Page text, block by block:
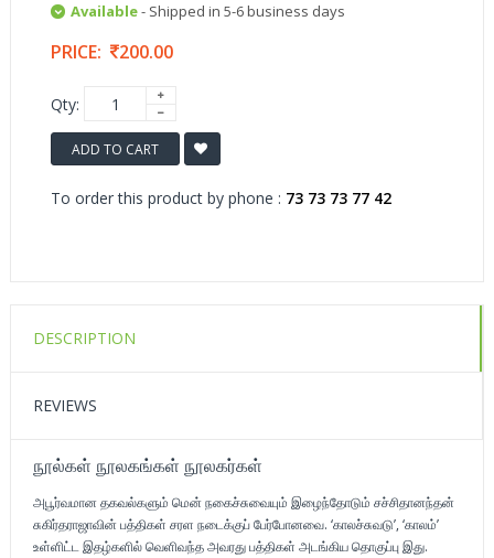
Available- Shipped in 5-6 business days
PRICE: 200.00
Qty:
ADD TO CART
To order this product by phone : 73 73 73 77 42
DESCRIPTION
REVIEWS
நூல்கள் நூலகங்கள் நூலகர்கள்
அபூர்வமான தகவல்களும் மென் நகைச்சுவையும் இழைந்தோடும் சச்சிதானந்தன்
சுகிர்தராஜாவின் பத்திகள் சரள நடைக்குப் பேர்போனவை. ‘காலச்சுவடு’, ‘காலம்’
உள்ளிட்ட இதழ்களில் வெளிவந்த அவரது பத்திகள் அடங்கிய தொகுப்பு இது.